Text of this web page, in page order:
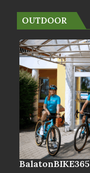
OUTDOOR
BalatonBIKE365